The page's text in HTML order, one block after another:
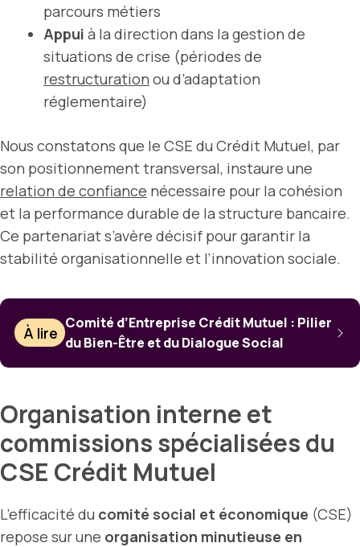
parcours métiers
Appui à la direction dans la gestion de
situations de crise (périodes de
restructuration ou d’adaptation
réglementaire)
Nous constatons que le CSE du Crédit Mutuel, par
son positionnement transversal, instaure une
relation de confiance nécessaire pour la cohésion
et la performance durable de la structure bancaire.
Ce partenariat s’avère décisif pour garantir la
stabilité organisationnelle et l’innovation sociale.
À lire
Comité d’Entreprise Crédit Mutuel : Pilier
du Bien-Être et du Dialogue Social
Organisation interne et
commissions spécialisées du
CSE Crédit Mutuel
L’efficacité du comité social et économique (CSE)
repose sur une organisation minutieuse en